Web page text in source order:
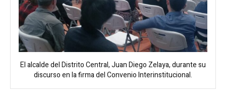
El alcalde del Distrito Central, Juan Diego Zelaya, durante su
discurso en la firma del Convenio Interinstitucional.